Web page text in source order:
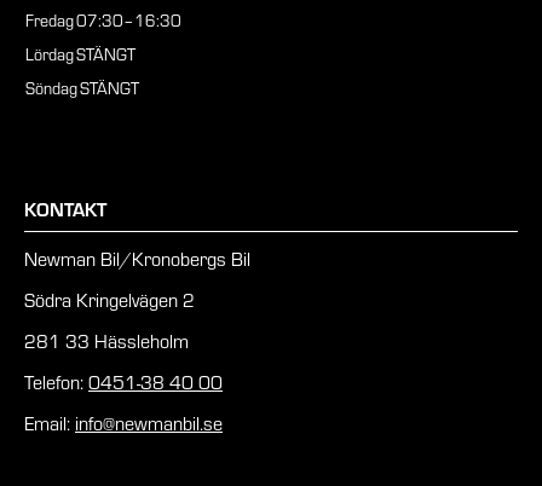
Fredag07:30–16:30
LördagSTÄNGT
SöndagSTÄNGT
KONTAKT
Newman Bil/Kronobergs Bil
Södra Kringelvägen 2
281 33 Hässleholm
Telefon:0451-38 40 00
Email: info@newmanbil.se